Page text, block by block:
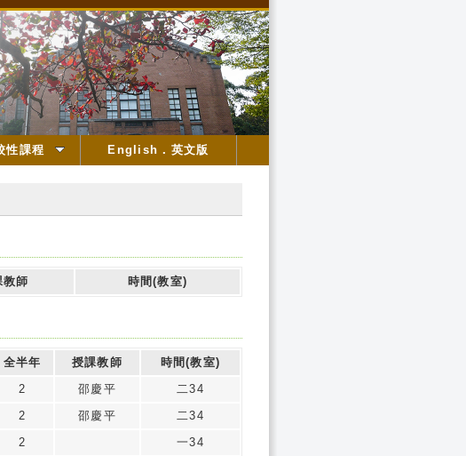
性課程 English．英文版
教師 時間(教室)
全半年 授課教師
時間(教室)
2 邵慶平
二34
2 邵慶平
二34
2
一34